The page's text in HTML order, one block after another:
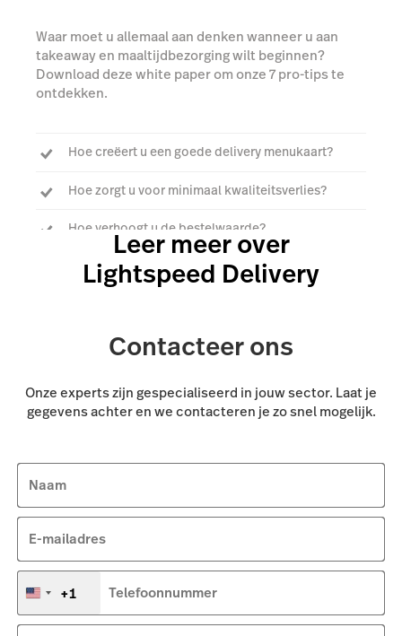
Waar moet u allemaal aan denken wanneer u aan
takeaway en maaltijdbezorging wilt beginnen?
Download deze white paper om onze 7 pro-tips te
ontdekken.
Hoe creëert u een goede delivery menukaart?
Hoe zorgt u voor minimaal kwaliteitsverlies?
Hoe verhoogt u de bestelwaarde?
Leer meer over
Lightspeed Delivery
Contacteer ons
Onze experts zijn gespecialiseerd in jouw sector. Laat je
gegevens achter en we contacteren je zo snel mogelijk.
Naam
E-mailadres
Verenigde
+1
+1 Telefoonnummer